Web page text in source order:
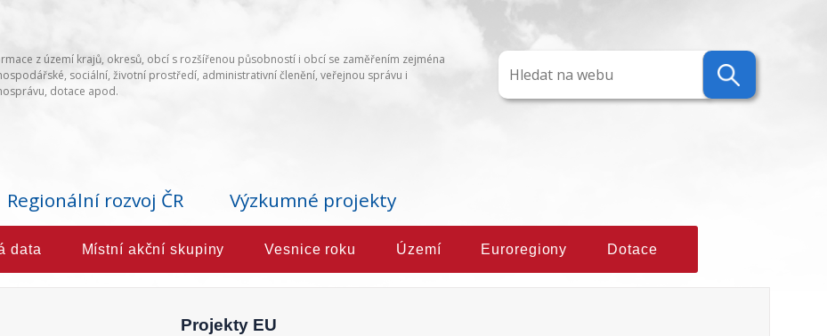
z území krajů, okresů, obcí s rozšířenou působností i obcí se zaměřením zejména
sociální, životní prostředí, administrativní členění, veřejnou správu i
dotace apod.
Regionální rozvoj ČR Výzkumné projekty
data Místní akční skupiny Vesnice roku Území Euroregiony Dotace
Projekty EU